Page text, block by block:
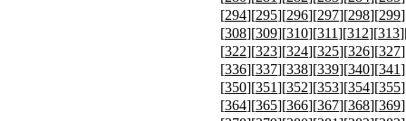
[294][295][296][297][298][299
[308][309][310][311][312][313
[322][323][324][325][326][327
[336][337][338][339][340][341
[350][351][352][353][354][355
[364][365][366][367][368][369